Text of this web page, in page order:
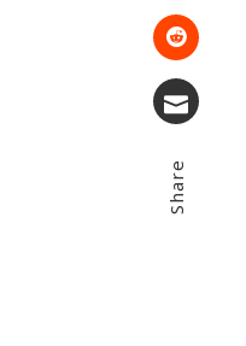
Share